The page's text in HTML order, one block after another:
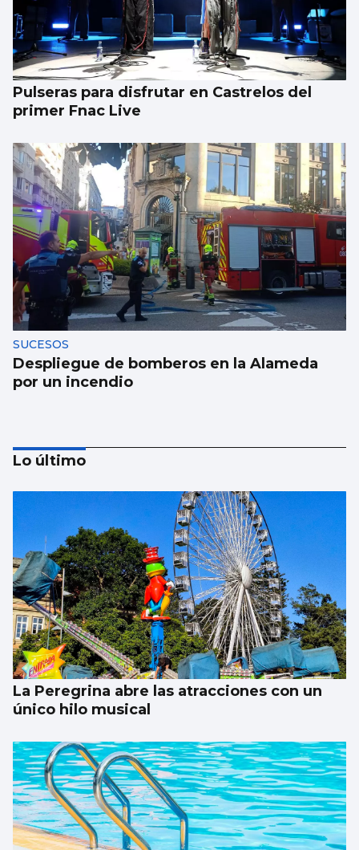
Pulseras para disfrutar en Castrelos del
primer Fnac Live
SUCESOS
Despliegue de bomberos en la Alameda
por un incendio
FÁBRICA
La planta de chips fotónicos Sparc moviliza
110 millones
Lo último
La Peregrina abre las atracciones con un
único hilo musical